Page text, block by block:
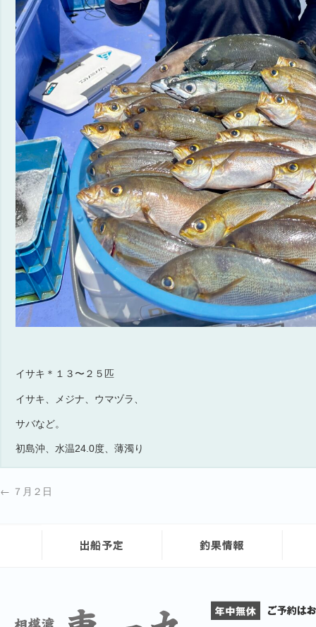
イサキ＊１３〜２５匹
イサキ、メジナ、ウマヅラ、
サバなど。
初島沖、水温24.0度、薄濁り
← ７月２日